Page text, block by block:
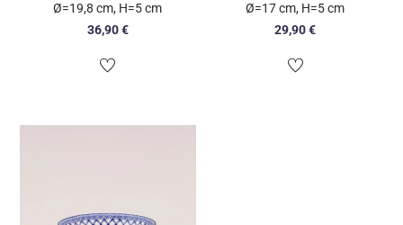
Ø=19,8 cm, H=5 cm
36,90€
Ø=17 cm, H=5 cm
29,90€